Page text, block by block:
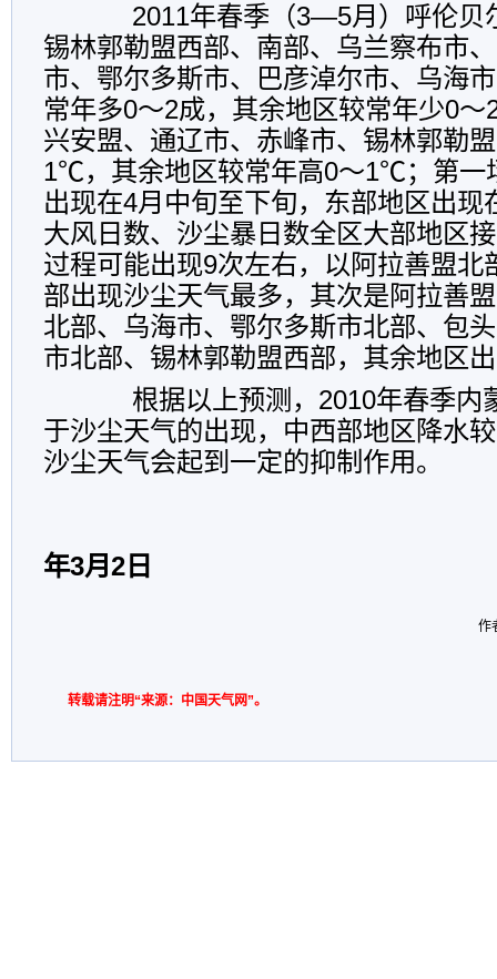
2011年春季（3—5月）呼伦贝
锡林郭勒盟西部、南部、乌兰察布市
市、鄂尔多斯市、巴彦淖尔市、乌海
常年多0～2成，其余地区较常年少0
兴安盟、通辽市、赤峰市、锡林郭勒
1℃，其余地区较常年高0～1℃；第一
出现在4月中旬至下旬，东部地区出现
大风日数、沙尘暴日数全区大部地区
过程可能出现9次左右，以阿拉善盟北
部出现沙尘天气最多，其次是阿拉善
北部、乌海市、鄂尔多斯市北部、包
市北部、锡林郭勒盟西部，其余地区
根据以上预测，2010年春季内
于沙尘天气的出现，中西部地区降水
沙尘天气会起到一定的抑制作用。
年3月2日
作
转载请注明“来源：中国天气网”。